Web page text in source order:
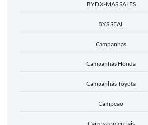
BYD X-MAS SALES
BYS SEAL
Campanhas
Campanhas Honda
Campanhas Toyota
Campeão
Carros comerciais